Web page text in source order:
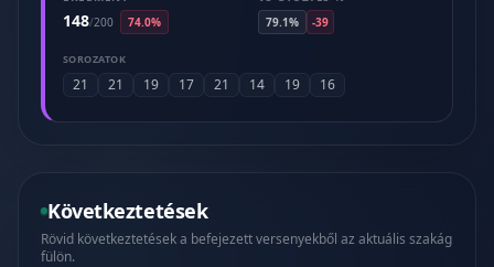
148/200 74.0%
79.1%
-39
SOROZATOK
21 21 19 17 21 14 19 16
Következtetések
Rövid következtetések a befejezett versenyekből az aktuális szakág
fülön.